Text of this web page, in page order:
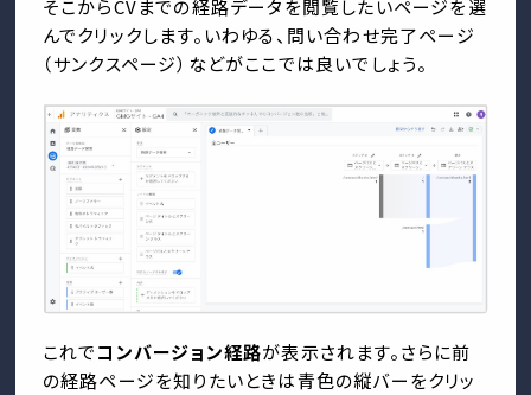
そこからCVまでの経路データを閲覧したいページを選
んでクリックします。いわゆる、問い合わせ完了ページ
（サンクスページ）などがここでは良いでしょう。
これでコンバージョン経路が表示されます。さらに前
の経路ページを知りたいときは青色の縦バーをクリッ